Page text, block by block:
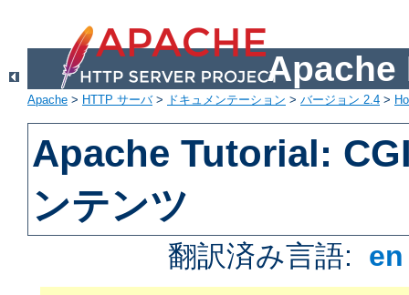
Apache
Apache > HTTP サーバ> ドキュメンテーション > バージョン 2.4 >
Apache Tutorial:
ンテンツ
翻訳済み言語: